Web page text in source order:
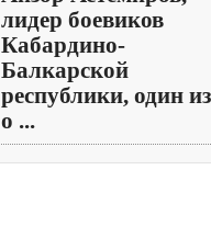
лидер боевиков
Кабардино-
Балкарской
республики, один из
о ...